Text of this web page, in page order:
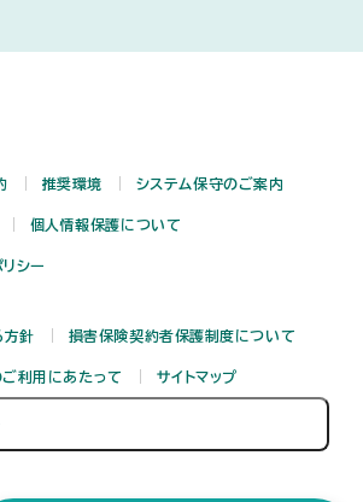
推奨環境 システム保守のご案内
個人情報保護について
シー
方針 損害保険契約者保護制度について
利用にあたって サイトマップ